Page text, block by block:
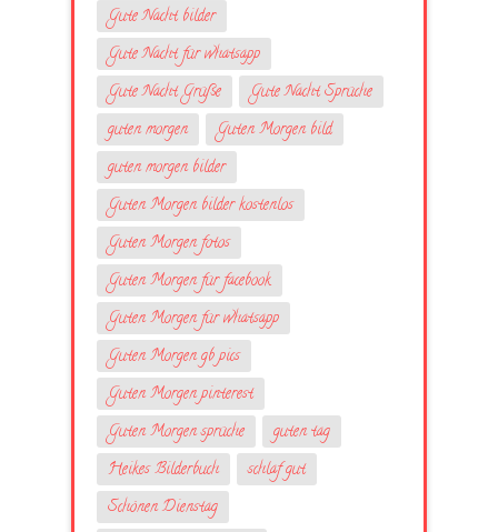
Gute Nacht bilder
Gute Nacht für whatsapp
Gute Nacht Grüße
Gute Nacht Sprüche
guten morgen
Guten Morgen bild
guten morgen bilder
Guten Morgen bilder kostenlos
Guten Morgen fotos
Guten Morgen für facebook
Guten Morgen für whatsapp
Guten Morgen gb pics
Guten Morgen pinterest
Guten Morgen sprüche
guten tag
Heikes Bilderbuch
schlaf gut
Schönen Dienstag